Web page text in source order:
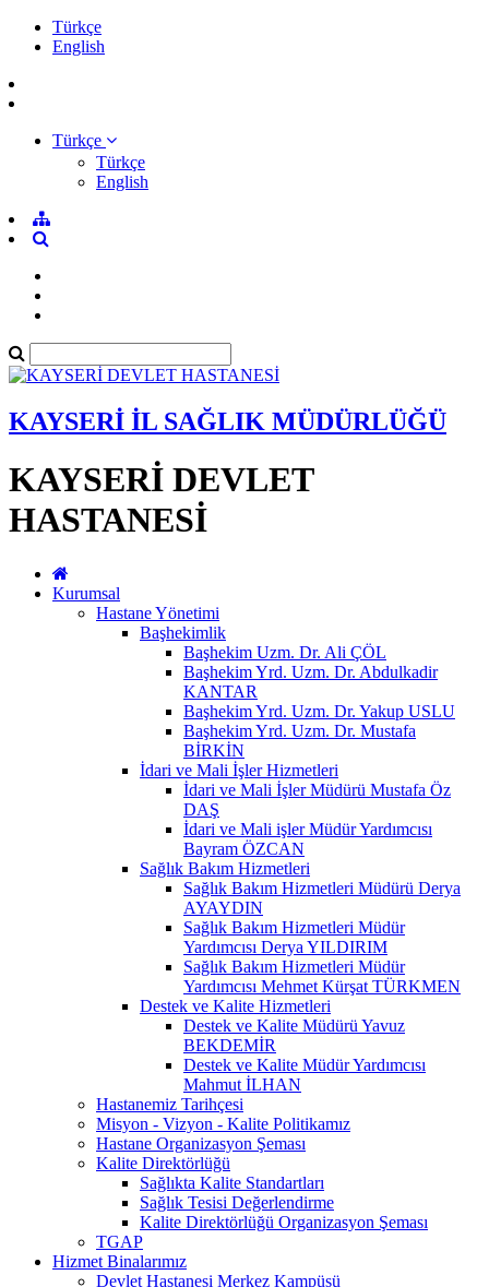
Türkçe
English
Türkçe
Türkçe
English
KAYSERİ İL SAĞLIK MÜDÜRLÜĞÜ
KAYSERİ DEVLET
HASTANESİ
Kurumsal
Hastane Yönetimi
Başhekimlik
Başhekim Uzm. Dr. Ali ÇÖL
Başhekim Yrd. Uzm. Dr. Abdulkadir
KANTAR
Başhekim Yrd. Uzm. Dr. Yakup USLU
Başhekim Yrd. Uzm. Dr. Mustafa
BİRKİN
İdari ve Mali İşler Hizmetleri
İdari ve Mali İşler Müdürü Mustafa Öz
DAŞ
İdari ve Mali işler Müdür Yardımcısı
Bayram ÖZCAN
Sağlık Bakım Hizmetleri
Sağlık Bakım Hizmetleri Müdürü Derya
AYAYDIN
Sağlık Bakım Hizmetleri Müdür
Yardımcısı Derya YILDIRIM
Sağlık Bakım Hizmetleri Müdür
Yardımcısı Mehmet Kürşat TÜRKMEN
Destek ve Kalite Hizmetleri
Destek ve Kalite Müdürü Yavuz
BEKDEMİR
Destek ve Kalite Müdür Yardımcısı
Mahmut İLHAN
Hastanemiz Tarihçesi
Misyon - Vizyon - Kalite Politikamız
Hastane Organizasyon Şeması
Kalite Direktörlüğü
Sağlıkta Kalite Standartları
Sağlık Tesisi Değerlendirme
Kalite Direktörlüğü Organizasyon Şeması
TGAP
Hizmet Binalarımız
Devlet Hastanesi Merkez Kampüsü